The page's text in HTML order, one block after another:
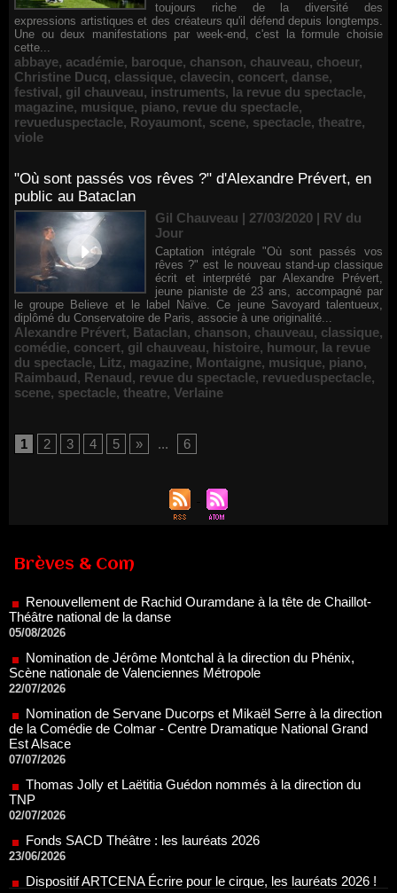
toujours riche de la diversité des
expressions artistiques et des créateurs qu'il défend depuis longtemps.
Une ou deux manifestations par week-end, c'est la formule choisie
cette...
abbaye, académie, baroque, chanson, chauveau, choeur,
Christine Ducq, classique, clavecin, concert, danse,
festival, gil chauveau, instruments, la revue du spectacle,
magazine, musique, piano, revue du spectacle,
revueduspectacle, Royaumont, scene, spectacle, theatre,
viole
"Où sont passés vos rêves ?" d'Alexandre Prévert, en
public au Bataclan
Gil Chauveau | 27/03/2020 | RV du
Jour
Captation intégrale "Où sont passés vos
rêves ?" est le nouveau stand-up classique
écrit et interprété par Alexandre Prévert,
jeune pianiste de 23 ans, accompagné par
le groupe Believe et le label Naïve. Ce jeune Savoyard talentueux,
diplômé du Conservatoire de Paris, associe à une originalité...
Alexandre Prévert, Bataclan, chanson, chauveau, classique,
comédie, concert, gil chauveau, histoire, humour, la revue
du spectacle, Litz, magazine, Montaigne, musique, piano,
Raimbaud, Renaud, revue du spectacle, revueduspectacle,
scene, spectacle, theatre, Verlaine
1 2 3 4 5 » ... 6
Brèves & Com
Théâtre national de la danse
Nomination de Jérôme Montchal à la direction du Phénix,
Scène nationale de Valenciennes Métropole
22/07/2026
Nomination de Servane Ducorps et Mikaël Serre à la direction
de la Comédie de Colmar - Centre Dramatique National Grand
Est Alsace
Thomas Jolly et Laëtitia Guédon nommés à la direction du
TNP
02/07/2026
Fonds SACD Théâtre : les lauréats 2026
23/06/2026
Dispositif ARTCENA Écrire pour le cirque, les lauréats 2026 !
20/06/2026
Le palmarès des prix SACD 2026
18/06/2026